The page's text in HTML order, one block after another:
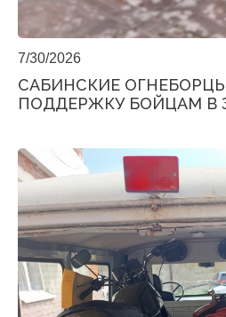
7/30/2026
САБИНСКИЕ
ПОДДЕРЖКУ БОЙЦАМ В